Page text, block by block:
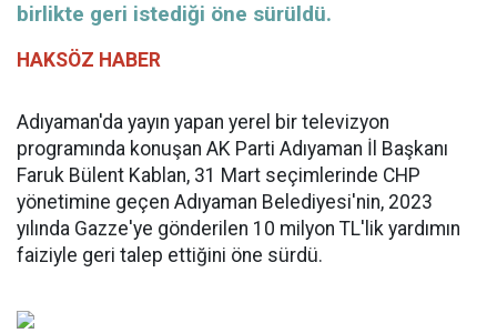
birlikte geri istediği öne sürüldü.
HAKSÖZ HABER
Adıyaman'da yayın yapan yerel bir televizyon
programında konuşan AK Parti Adıyaman İl Başkanı
Faruk Bülent Kablan, 31 Mart seçimlerinde CHP
yönetimine geçen Adıyaman Belediyesi'nin, 2023
yılında Gazze'ye gönderilen 10 milyon TL'lik yardımın
faiziyle geri talep ettiğini öne sürdü.